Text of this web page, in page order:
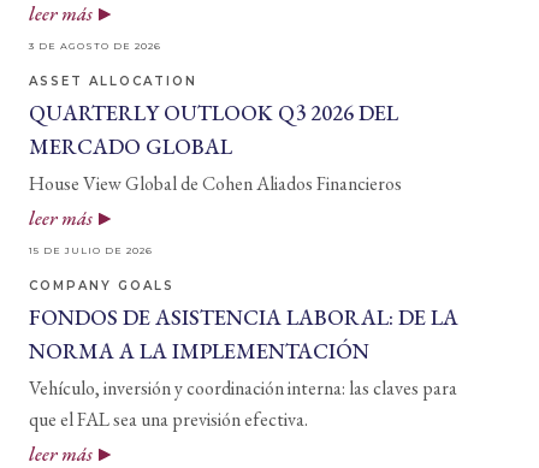
leer más
3 DE AGOSTO DE 2026
ASSET ALLOCATION
QUARTERLY OUTLOOK Q3 2026 DEL
MERCADO GLOBAL
House View Global de Cohen Aliados Financieros
leer más
15 DE JULIO DE 2026
COMPANY GOALS
FONDOS DE ASISTENCIA LABORAL: DE LA
NORMA A LA IMPLEMENTACIÓN
Vehículo, inversión y coordinación interna: las claves para
que el FAL sea una previsión efectiva.
leer más